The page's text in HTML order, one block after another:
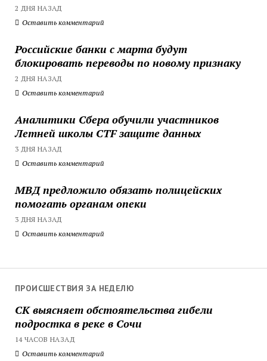
2 ДНЯ НАЗАД
Оставить комментарий
Российские банки с марта будут
блокировать переводы по новому признаку
2 ДНЯ НАЗАД
Оставить комментарий
Аналитики Сбера обучили участников
Летней школы CTF защите данных
3 ДНЯ НАЗАД
Оставить комментарий
МВД предложило обязать полицейских
помогать органам опеки
3 ДНЯ НАЗАД
Оставить комментарий
ПРОИСШЕСТВИЯ ЗА НЕДЕЛЮ
СК выясняет обстоятельства гибели
подростка в реке в Сочи
14 ЧАСОВ НАЗАД
Оставить комментарий